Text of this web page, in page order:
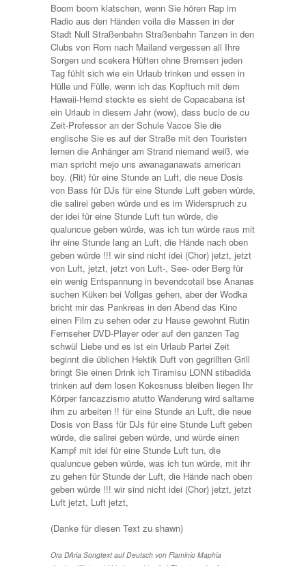
Boom boom klatschen, wenn Sie hören Rap im
Radio aus den Händen voila die Massen in der
Stadt Null Straßenbahn Straßenbahn Tanzen in den
Clubs von Rom nach Mailand vergessen all Ihre
Sorgen und scekera Hüften ohne Bremsen jeden
Tag fühlt sich wie ein Urlaub trinken und essen in
Hülle und Fülle. wenn ich das Kopftuch mit dem
Hawaii-Hemd steckte es sieht de Copacabana ist
ein Urlaub in diesem Jahr (wow), dass bucio de cu
Zeit-Professor an der Schule Vacce Sie die
englische Sie es auf der Straße mit den Touristen
lernen die Anhänger am Strand niemand weiß, wie
man spricht mejo uns awanaganawats american
boy. (Rit) für eine Stunde an Luft, die neue Dosis
von Bass für DJs für eine Stunde Luft geben würde,
die salirei geben würde und es im Widerspruch zu
der idei für eine Stunde Luft tun würde, die
qualuncue geben würde, was ich tun würde raus mit
ihr eine Stunde lang an Luft, die Hände nach oben
geben würde !!! wir sind nicht idei (Chor) jetzt, jetzt
von Luft, jetzt, jetzt von Luft-, See- oder Berg für
ein wenig Entspannung in bevendcotail bse Ananas
suchen Küken bei Vollgas gehen, aber der Wodka
bricht mir das Pankreas in den Abend das Kino
einen Film zu sehen oder zu Hause gewohnt Rutin
Fernseher DVD-Player oder auf den ganzen Tag
schwül Liebe und es ist ein Urlaub Partei Zeit
beginnt die üblichen Hektik Duft von gegrillten Grill
bringt Sie einen Drink ich Tiramisu LONN stibadida
trinken auf dem losen Kokosnuss bleiben liegen Ihr
Körper fancazzismo atutto Wanderung wird saltame
ihm zu arbeiten !! für eine Stunde an Luft, die neue
Dosis von Bass für DJs für eine Stunde Luft geben
würde, die salirei geben würde, und würde einen
Kampf mit idei für eine Stunde Luft tun, die
qualuncue geben würde, was ich tun würde, mit ihr
zu gehen für Stunde der Luft, die Hände nach oben
geben würde !!! wir sind nicht idei (Chor) jetzt, jetzt
Luft jetzt, Luft jetzt,
(Danke für diesen Text zu shawn)
Ora DAria Songtext auf Deutsch von Flaminio Maphia